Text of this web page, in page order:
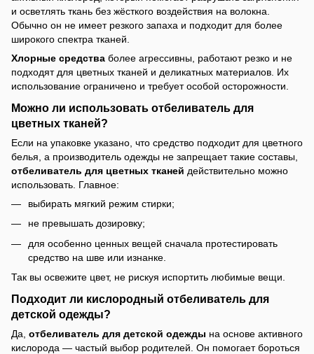
и осветлять ткань без жёсткого воздействия на волокна.
Обычно он не имеет резкого запаха и подходит для более
широкого спектра тканей.
Хлорные средства более агрессивны, работают резко и не
подходят для цветных тканей и деликатных материалов. Их
использование ограничено и требует особой осторожности.
Можно ли использовать отбеливатель для
цветных тканей?
Если на упаковке указано, что средство подходит для цветного
белья, а производитель одежды не запрещает такие составы,
отбеливатель для цветных тканей действительно можно
использовать. Главное:
выбирать мягкий режим стирки;
не превышать дозировку;
для особенно ценных вещей сначала протестировать
средство на шве или изнанке.
Так вы освежите цвет, не рискуя испортить любимые вещи.
Подходит ли кислородный отбеливатель для
детской одежды?
Да, отбеливатель для детской одежды на основе активного
кислорода — частый выбор родителей. Он помогает бороться